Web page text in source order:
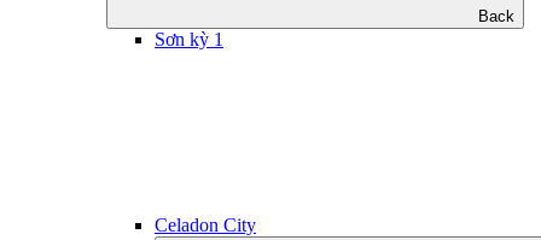
Back
Sơn kỳ 1
Celadon City